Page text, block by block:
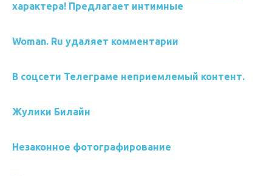
характера! Предлагает интимные
Woman. Ru удаляет комментарии
В соцсети Телеграме неприемлемый контент.
Жулики Билайн
Незаконное фотографирование